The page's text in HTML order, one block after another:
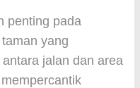
penting pada
yang
jalan dan area